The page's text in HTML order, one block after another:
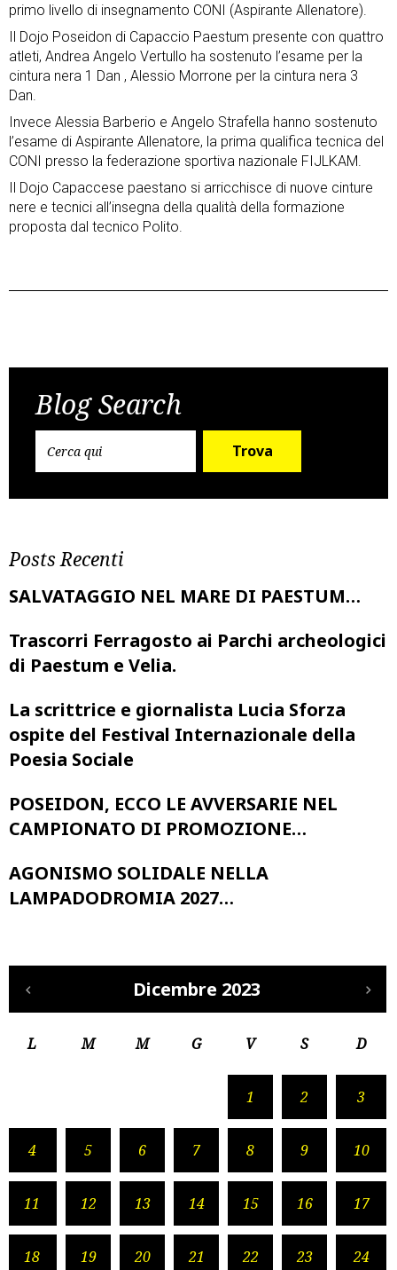
primo livello di insegnamento CONI (Aspirante Allenatore).
Il Dojo Poseidon di Capaccio Paestum presente con quattro
atleti, Andrea Angelo Vertullo ha sostenuto l’esame per la
cintura nera 1 Dan , Alessio Morrone per la cintura nera 3
Dan.
Invece Alessia Barberio e Angelo Strafella hanno sostenuto
l’esame di Aspirante Allenatore, la prima qualifica tecnica del
CONI presso la federazione sportiva nazionale FIJLKAM.
Il Dojo Capaccese paestano si arricchisce di nuove cinture
nere e tecnici all’insegna della qualità della formazione
proposta dal tecnico Polito.
navigation
Blog Search
Trova
Posts Recenti
SALVATAGGIO NEL MARE DI PAESTUM…
Trascorri Ferragosto ai Parchi archeologici
di Paestum e Velia.
La scrittrice e giornalista Lucia Sforza
ospite del Festival Internazionale della
Poesia Sociale
POSEIDON, ECCO LE AVVERSARIE NEL
CAMPIONATO DI PROMOZIONE…
AGONISMO SOLIDALE NELLA
LAMPADODROMIA 2027…
Dicembre 2023
L M M G V S D
1 2 3
4 5 6 7 8 9 10
11 12 13 14 15 16 17
18 19 20 21 22 23 24